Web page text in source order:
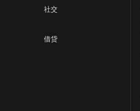
社交
借贷